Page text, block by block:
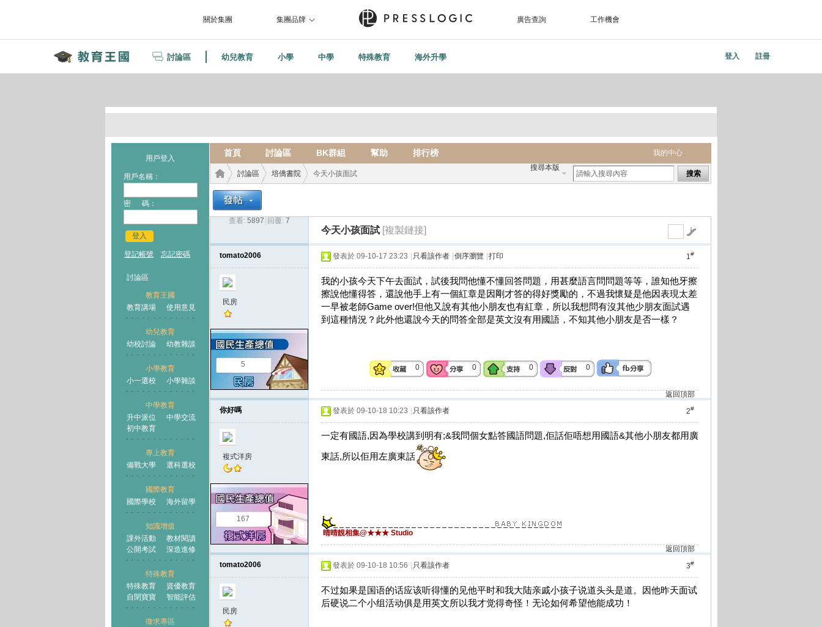
關於集團 集團品牌 廣告查詢 工作機會
討論區 幼兒教育 小學 中學 特殊教育 海外升學 登入 註冊
用戶登入
用戶名稱：
密 碼：
登入
登記帳號 忘記密碼
討論區
教育王國
教育講場
使用意見
幼兒教育
幼校討論
幼教雜談
小學教育
小一選校
小學雜談
中學教育
升中派位
中學交流
初中教育
專上教育
備戰大學
選科選校
國際教育
國際學校
海外留學
知識增值
課外活動
教材閱讀
公開考試
深造進修
特殊教育
特殊教育
資優教育
自閉寶寶
智能評估
徵求專區
我的中心
首頁 討論區 BK群組 幫助 排行榜
搜尋本版
搜索
王國
討論區
›
培僑書院 今天小孩面試
查看: 5897 回覆: 7
今天小孩面試 [複製鏈接]
tomato2006
民房
5
1#
發表於 09-10-17 23:23 只看該作者 倒序瀏覽 打印
我的小孩今天下午去面試，試後我問他懂不懂回答問題，用甚麼語言問問題等等，誰知他牙擦
擦說他懂得答，還說他手上有一個紅章是因剛才答的得好獎勵的，不過我懷疑是他因表現太差
一早被老師Game over!但他又說有其他小朋友也有紅章，所以我想問有沒其他少朋友面試遇
到這種情況？此外他還說今天的問答全部是英文沒有用國語，不知其他小朋友是否一樣？
0 0 0 0
返回頂部
你好嗎
複式洋房
167
2#
發表於 09-10-18 10:23 只看該作者
一定有國語,因為學校講到明有;&我問個女點答國語問題,佢話佢唔想用國語&其他小朋友都用廣
東話,所以佢用左廣東話
晴晴靚相集@★★★ Studio
返回頂部
tomato2006
民房
3#
發表於 09-10-18 10:56 只看該作者
不过如果是国语的话应该听得懂的见他平时和我大陆亲戚小孩子说道头头是道。因他昨天面试
后硬说二个小组活动俱是用英文所以我才觉得奇怪！无论如何希望他能成功！